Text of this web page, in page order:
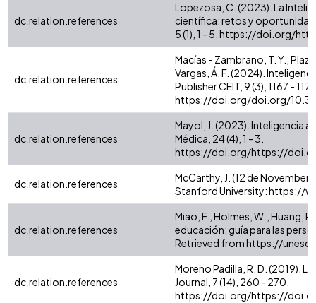
dc.relation.references
Lopezosa, C. (2023). La
científica: retos y
5 (1), 1 - 5. https://doi.org/
dc.relation.references
Macías - Zambrano, T. Y.,
Vargas, Á. F. (2024).
Publisher CEIT, 9 (3), 1167 -
https://doi.org/doi.org/
dc.relation.references
Mayol, J. (2023). Inteligencia
Médica, 24 (4), 1 - 3.
https://doi.org/https://
dc.relation.references
McCarthy, J. (12 de
Stanford University: https://
dc.relation.references
Miao, F., Holmes, W., Huang,
educación: guía para las
Retrieved from https://
dc.relation.references
Moreno Padilla, R. D. (2019).
Journal, 7 (14), 260 - 270.
https://doi.org/https://